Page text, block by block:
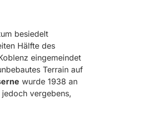
besiedelt
Hälfte des
eingemeindet
Terrain auf
wurde 1938 an
vergebens,